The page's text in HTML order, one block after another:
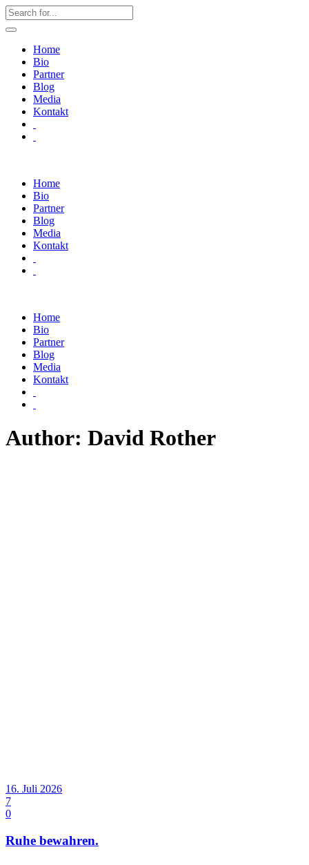
Home
Bio
Partner
Blog
Media
Kontakt
Home
Bio
Partner
Blog
Media
Kontakt
Home
Bio
Partner
Blog
Media
Kontakt
Author: David Rother
16. Juli 2026
7
0
Ruhe bewahren.